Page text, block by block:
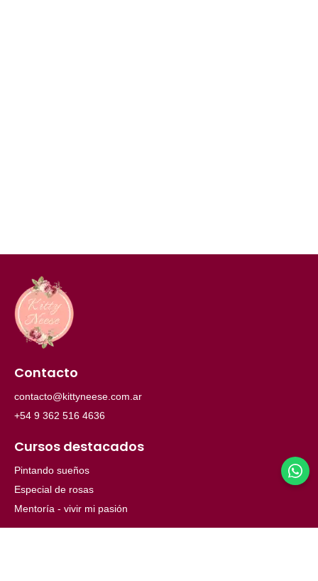
Contacto
contacto@kittyneese.com.ar
+54 9 362 516 4636
Cursos destacados
Pintando sueños
Especial de rosas
Mentoría - vivir mi pasión